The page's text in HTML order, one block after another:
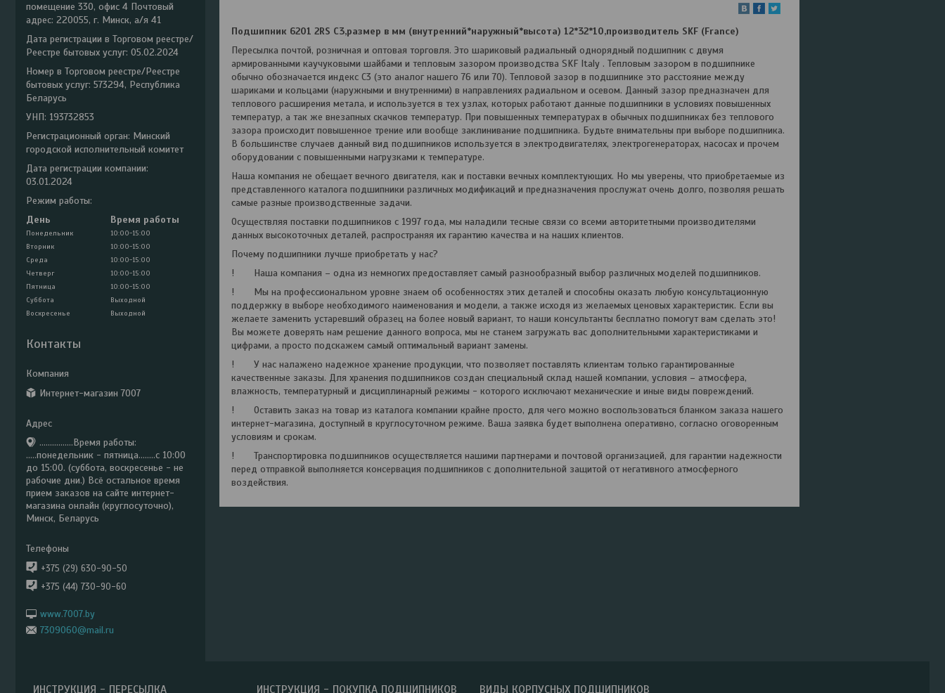
Подшипник 6201 2RS C3,размер в мм (внутренний*наружный*высота) 12*32*10,производитель SKF (France)
Пересылка почтой, розничная и оптовая торговля. Это шариковый радиальный однорядный подшипник с двумя
армированными каучуковыми шайбами и тепловым зазором производства SKF Italy . Тепловым зазором в подшипнике
обычно обозначается индекс С3 (это аналог нашего 76 или 70). Тепловой зазор в подшипнике это расстояние между
шариками и кольцами (наружными и внутренними) в направлениях радиальном и осевом. Данный зазор предназначен для
теплового расширения метала, и используется в тех узлах, которых работают данные подшипники в условиях повышенных
температур, а так же внезапных скачков температур. При повышенных температурах в обычных подшипниках без теплового
зазора происходит повышенное трение или вообще заклинивание подшипника. Будьте внимательны при выборе подшипника.
В большинстве случаев данный вид подшипников используется в электродвигателях, электрогенераторах, насосах и прочем
оборудовании с повышенными нагрузками к температуре.
Наша компания не обещает вечного двигателя, как и поставки вечных комплектующих. Но мы уверены, что приобретаемые из
представленного каталога подшипники различных модификаций и предназначения прослужат очень долго, позволяя решать
самые разные производственные задачи.
Осуществляя поставки подшипников с 1997 года, мы наладили тесные связи со всеми авторитетными производителями
данных высокоточных деталей, распространяя их гарантию качества и на наших клиентов.
Почему подшипники лучше приобретать у нас?
! Наша компания – одна из немногих предоставляет самый разнообразный выбор различных моделей подшипников.
! Мы на профессиональном уровне знаем об особенностях этих деталей и способны оказать любую консультационную
поддержку в выборе необходимого наименования и модели, а также исходя из желаемых ценовых характеристик. Если вы
желаете заменить устаревший образец на более новый вариант, то наши консультанты бесплатно помогут вам сделать это!
Вы можете доверять нам решение данного вопроса, мы не станем загружать вас дополнительными характеристиками и
цифрами, а просто подскажем самый оптимальный вариант замены.
! У нас налажено надежное хранение продукции, что позволяет поставлять клиентам только гарантированные
качественные заказы. Для хранения подшипников создан специальный склад нашей компании, условия – атмосфера,
влажность, температурный и дисциплинарный режимы - которого исключают механические и иные виды повреждений.
! Оставить заказ на товар из каталога компании крайне просто, для чего можно воспользоваться бланком заказа нашего
интернет-магазина, доступный в круглосуточном режиме. Ваша заявка будет выполнена оперативно, согласно оговоренным
условиям и срокам.
! Транспортировка подшипников осуществляется нашими партнерами и почтовой организацией, для гарантии надежности
перед отправкой выполняется консервация подшипников с дополнительной защитой от негативного атмосферного
воздействия.
помещение 330, офис 4 Почтовый
адрес: 220055, г. Минск, а/я 41
Дата регистрации в Торговом реестре/
Реестре бытовых услуг: 05.02.2024
Номер в Торговом реестре/Реестре
бытовых услуг: 573294, Республика
Беларусь
УНП: 193732853
Регистрационный орган: Минский
городской исполнительный комитет
Дата регистрации компании:
03.01.2024
Режим работы:
День
Время работы
Понедельник
10:00-15:00
Вторник
10:00-15:00
Среда
10:00-15:00
Четверг
10:00-15:00
Пятница
10:00-15:00
Суббота
Выходной
Воскресенье
Выходной
Контакты
Интернет-магазин 7007
................Время работы:
.....понедельник - пятница........с 10:00
до 15:00. (суббота, воскресенье - не
рабочие дни.) Всё остальное время
прием заказов на сайте интернет-
магазина онлайн (круглосуточно),
Минск, Беларусь
+375 (29) 630-90-50
+375 (44) 730-90-60
www.7007.by
7309060@mail.ru
ИНСТРУКЦИЯ - ПЕРЕСЫЛКА ИНСТРУКЦИЯ - ПОКУПКА ПОДШИПНИКОВ ВИДЫ КОРПУСНЫХ ПОДШИПНИКОВ